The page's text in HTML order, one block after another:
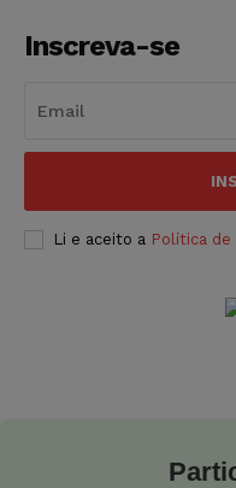
Inscreva-se
Li e aceito a Política de